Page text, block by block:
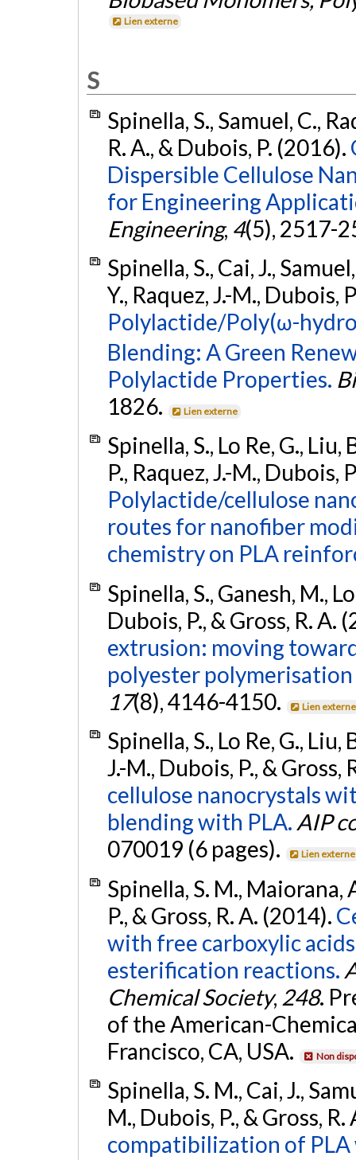
Lien externe
S
Spinella, S., Samuel, C.,
R. A., & Dubois, P. (2016).
Dispersible Cellulose
for Engineering
Engineering, 4(5), 2517-
Spinella, S., Cai, J.,
Y., Raquez, J.-M., Dubois,
Polylactide/Poly(ω-
Blending: A Green
Polylactide Properties.
1826.
Lien externe
Spinella, S., Lo Re, G., Liu,
P., Raquez, J.-M., Dubois,
Polylactide/cellulose
routes for nanofiber
chemistry on PLA
Spinella, S., Ganesh, M.,
Dubois, P., & Gross, R. A.
extrusion: moving
polyester polymerisation
17(8), 4146-4150. Lien externe
Spinella, S., Lo Re, G., Liu,
J.-M., Dubois, P., & Gross,
cellulose nanocrystals
blending with PLA. AIP
070019 (6 pages).
Lien externe
Spinella, S. M., Maiorana,
P., & Gross, R. A. (2014).
with free carboxylic
esterification reactions.
Chemical Society, 248.
of the American-
Francisco, CA, USA.
Non
Spinella, S. M., Cai, J.,
M., Dubois, P., & Gross,
compatibilization of